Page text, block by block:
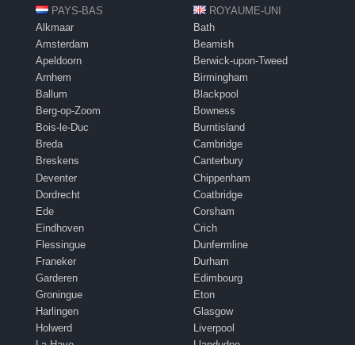
PAYS-BAS
Alkmaar
Amsterdam
Apeldoorn
Arnhem
Ballum
Berg-op-Zoom
Bois-le-Duc
Breda
Breskens
Deventer
Dordrecht
Ede
Eindhoven
Flessingue
Franeker
Garderen
Groningue
Harlingen
Holwerd
ROYAUME-UNI
Bath
Beamish
Berwick-upon-Tweed
Birmingham
Blackpool
Bowness
Burntisland
Cambridge
Canterbury
Chippenham
Coatbridge
Corsham
Crich
Dunfermline
Durham
Edimbourg
Eton
Glasgow
Liverpool